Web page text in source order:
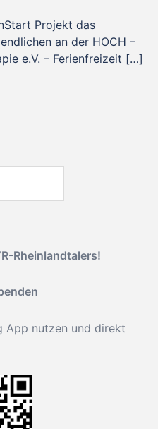
Projekt das
an der HOCH –
e.V. – Ferienfreizeit […]
Rheinlandtalers!
App nutzen und direkt